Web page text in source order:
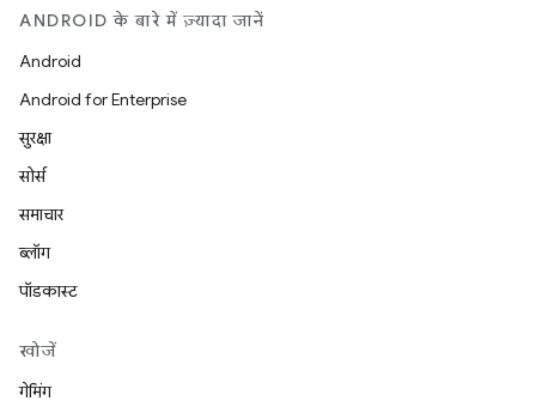
ANDROID के बारे में ज़्यादा जानें
Android
Android for Enterprise
सुरक्षा
सोर्स
समाचार
ब्लॉग
पॉडकास्ट
खोजें
गेमिंग